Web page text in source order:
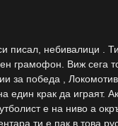
писал, небивалици .
грамофон. Виж сега
за победа ,
един крак да играят.
е на ниво а
ти е пак в това